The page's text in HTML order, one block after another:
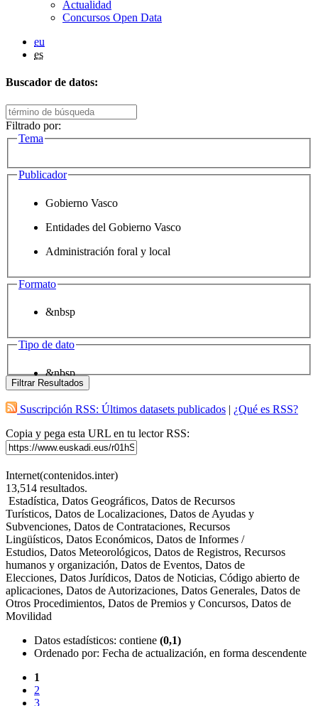
Actualidad
Concursos Open Data
eu
es
Buscador de datos:
Filtrado por:
Tema
Publicador
Gobierno Vasco
Entidades del Gobierno Vasco
Administración foral y local
Formato
&nbsp
Tipo de dato
&nbsp
Filtrar Resultados
Suscripción RSS: Últimos datasets publicados | ¿Qué es RSS?
Copia y pega esta URL en tu lector RSS:
Internet(contenidos.inter)
13,514 resultados.
Estadística, Datos Geográficos, Datos de Recursos
Turísticos, Datos de Localizaciones, Datos de Ayudas y
Subvenciones, Datos de Contrataciones, Recursos
Lingüísticos, Datos Económicos, Datos de Informes /
Estudios, Datos Meteorológicos, Datos de Registros, Recursos
humanos y organización, Datos de Eventos, Datos de
Elecciones, Datos Jurídicos, Datos de Noticias, Código abierto de
aplicaciones, Datos de Autorizaciones, Datos Generales, Datos de
Otros Procedimientos, Datos de Premios y Concursos, Datos de
Movilidad
Datos estadísticos: contiene (0,1)
Ordenado por: Fecha de actualización, en forma descendente
1
2
3